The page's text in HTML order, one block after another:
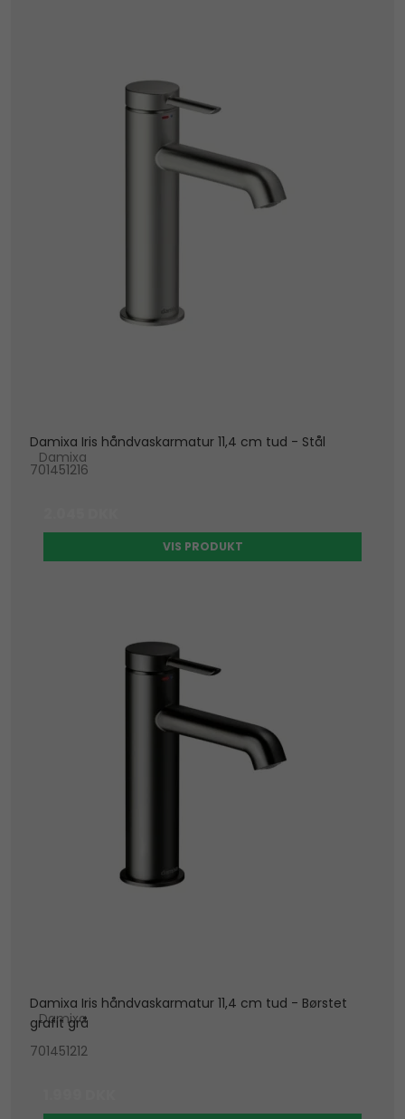
Damixa Iris håndvaskarmatur 11,4 cm tud - Stål
Damixa
701451216
VIS PRODUKT
Damixa Iris håndvaskarmatur 11,4 cm tud - Børstet
grafit grå
Damixa
701451212